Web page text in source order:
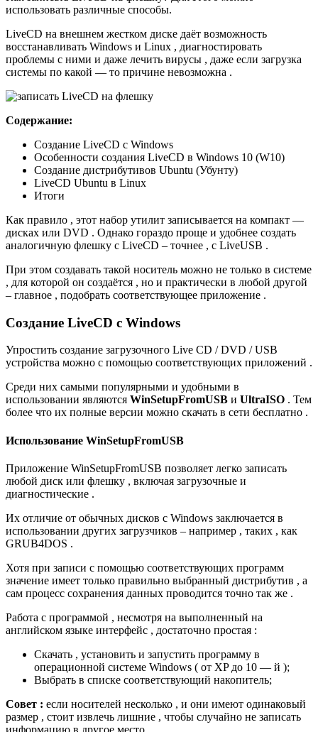
использовать различные способы.
LiveCD на внешнем жестком диске даёт возможность
восстанавливать Windows и Linux , диагностировать
проблемы с ними и даже лечить вирусы , даже если загрузка
системы по какой — то причине невозможна .
Содержание:
Создание LiveCD c Windows
Особенности создания LiveCD в Windows 10 (W10)
Создание дистрибутивов Ubuntu (Убунту)
LiveCD Ubuntu в Linux
Итоги
Как правило , этот набор утилит записывается на компакт —
дисках или DVD . Однако гораздо проще и удобнее создать
аналогичную флешку с LiveCD – точнее , с LiveUSB .
При этом создавать такой носитель можно не только в системе
, для которой он создаётся , но и практически в любой другой
– главное , подобрать соответствующее приложение .
Создание LiveCD c Windows
Упростить создание загрузочного Live CD / DVD / USB
устройства можно с помощью соответствующих приложений .
Среди них самыми популярными и удобными в
использовании являются WinSetupFromUSB и UltraISO . Тем
более что их полные версии можно скачать в сети бесплатно .
Использование WinSetupFromUSB
Приложение WinSetupFromUSB позволяет легко записать
любой диск или флешку , включая загрузочные и
диагностические .
Их отличие от обычных дисков с Windows заключается в
использовании других загрузчиков – например , таких , как
GRUB4DOS .
Хотя при записи с помощью соответствующих программ
значение имеет только правильно выбранный дистрибутив , а
сам процесс сохранения данных проводится точно так же .
Работа с программой , несмотря на выполненный на
английском языке интерфейс , достаточно простая :
Скачать , установить и запустить программу в
операционной системе Windows ( от XP до 10 — й );
Выбрать в списке соответствующий накопитель;
Совет : если носителей несколько , и они имеют одинаковый
размер , стоит извлечь лишние , чтобы случайно не записать
информацию в другое место